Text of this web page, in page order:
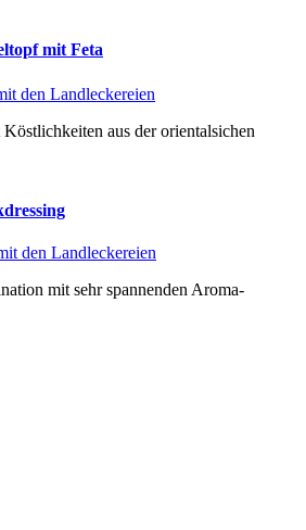
mit Feta
den Landleckereien
aus der orientalsichen
den Landleckereien
mit sehr spannenden Aroma-